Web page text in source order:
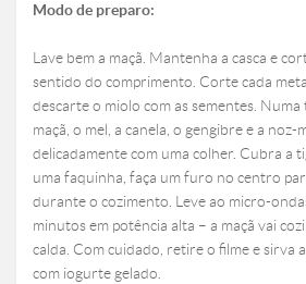
Modo de preparo:
Lave bem a maçã. Mantenha a casca e
sentido do comprimento. Corte cada
descarte o miolo com as sementes.
maçã, o mel, a canela, o gengibre e a
delicadamente com uma colher. Cubra a
uma faquinha, faça um furo no centro
durante o cozimento. Leve ao micro-
minutos em potência alta – a maçã vai
calda. Com cuidado, retire o filme e sirva
com iogurte gelado.